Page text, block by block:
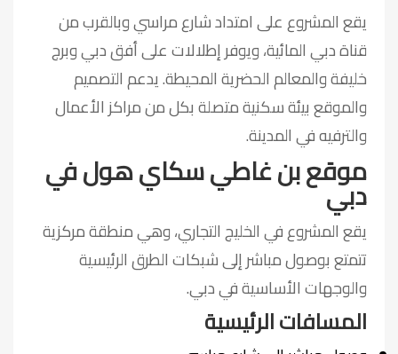
يقع المشروع على امتداد شارع مراسي وبالقرب من
قناة دبي المائية، ويوفر إطلالات على أفق دبي وبرج
خليفة والمعالم الحضرية المحيطة. يدعم التصميم
والموقع بيئة سكنية متصلة بكل من مراكز الأعمال
والترفيه في المدينة.
موقع بن غاطي سكاي هول في
دبي
يقع المشروع في الخليج التجاري، وهي منطقة مركزية
تتمتع بوصول مباشر إلى شبكات الطرق الرئيسية
والوجهات الأساسية في دبي.
المسافات الرئيسية